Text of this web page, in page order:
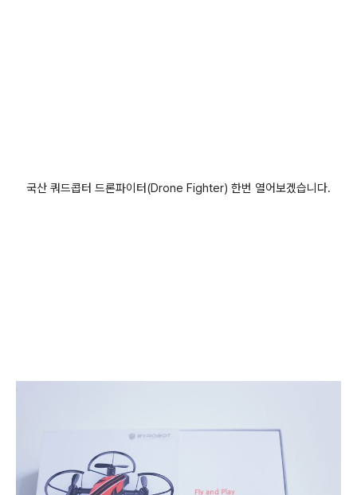
국산 쿼드콥터 드론파이터(Drone Fighter) 한번 열어보겠습니다.